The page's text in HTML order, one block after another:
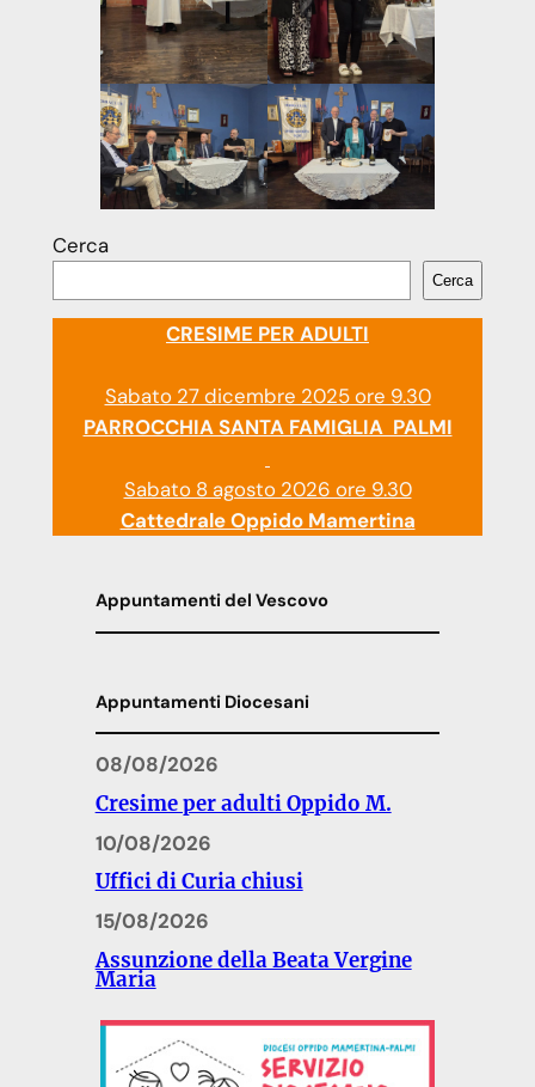
Cerca
Cerca
CRESIME PER ADULTI
Sabato 27 dicembre 2025 ore 9.30
PARROCCHIA SANTA FAMIGLIA PALMI
Sabato 8 agosto 2026 ore 9.30
Cattedrale Oppido Mamertina
Appuntamenti del Vescovo
Appuntamenti Diocesani
08/08/2026
Cresime per adulti Oppido M.
10/08/2026
Uffici di Curia chiusi
15/08/2026
Assunzione della Beata Vergine
Maria